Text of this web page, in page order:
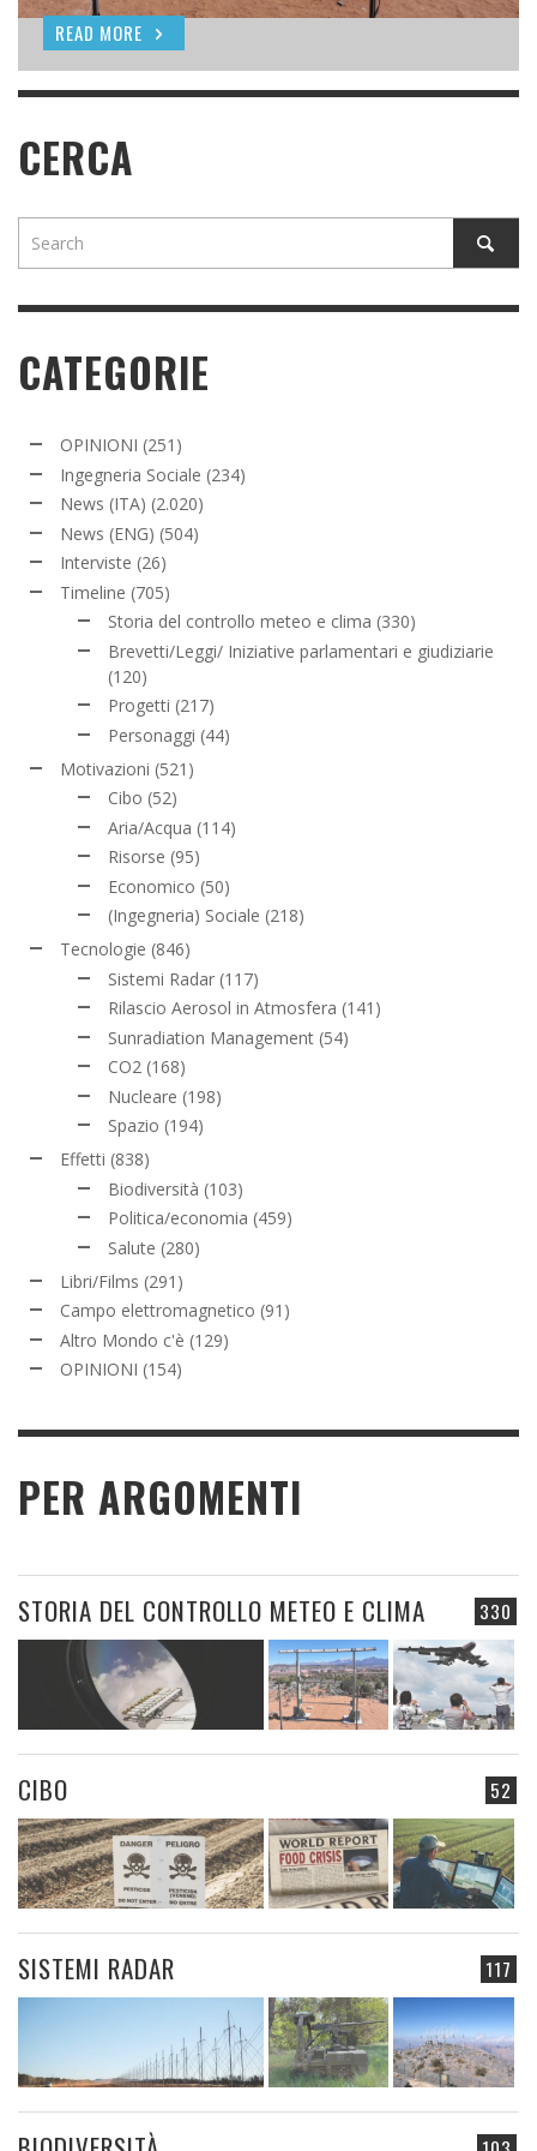
READ MORE
READ MORE
CERCA
CATEGORIE
OPINIONI (251)
Ingegneria Sociale (234)
News (ITA) (2.020)
News (ENG) (504)
Interviste (26)
Timeline (705)
Storia del controllo meteo e clima (330)
Brevetti/Leggi/ Iniziative parlamentari e giudiziarie
(120)
Progetti (217)
Personaggi (44)
Motivazioni (521)
Cibo (52)
Aria/Acqua (114)
Risorse (95)
Economico (50)
(Ingegneria) Sociale (218)
Tecnologie (846)
Sistemi Radar (117)
Rilascio Aerosol in Atmosfera (141)
Sunradiation Management (54)
CO2 (168)
Nucleare (198)
Spazio (194)
Effetti (838)
Biodiversità (103)
Politica/economia (459)
Salute (280)
Libri/Films (291)
Campo elettromagnetico (91)
Altro Mondo c'è (129)
OPINIONI (154)
PER ARGOMENTI
330
STORIA DEL CONTROLLO METEO E CLIMA
52
CIBO
117
SISTEMI RADAR